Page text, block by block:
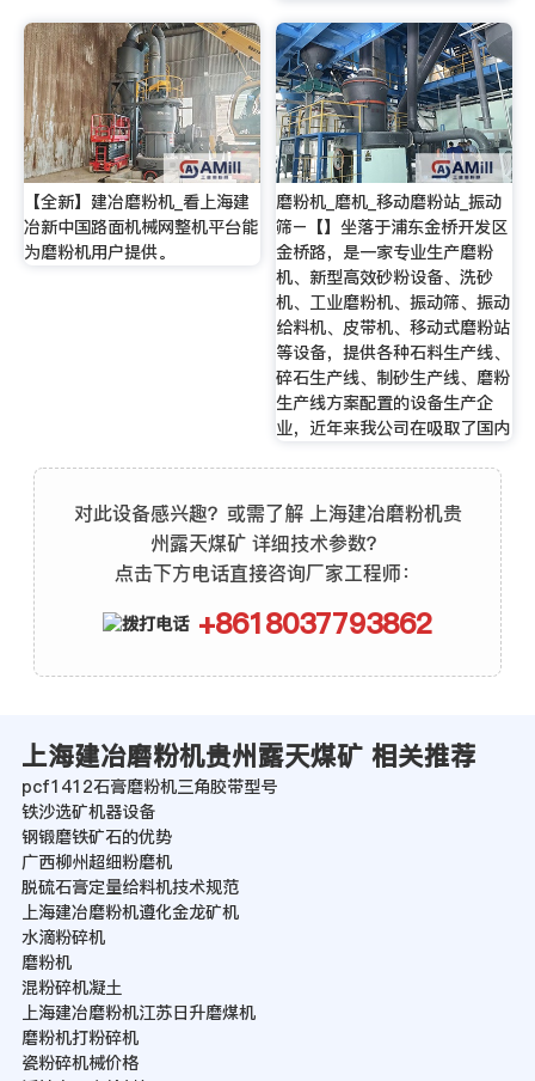
【全新】建冶磨粉机_看上海建
冶新中国路面机械网整机平台能
为磨粉机用户提供。
磨粉机_磨机_移动磨粉站_振动
筛–【】坐落于浦东金桥开发区
金桥路，是一家专业生产磨粉
机、新型高效砂粉设备、洗砂
机、工业磨粉机、振动筛、振动
给料机、皮带机、移动式磨粉站
等设备，提供各种石料生产线、
碎石生产线、制砂生产线、磨粉
生产线方案配置的设备生产企
业，近年来我公司在吸取了国内
对此设备感兴趣？或需了解 上海建冶磨粉机贵
州露天煤矿 详细技术参数？
点击下方电话直接咨询厂家工程师：
+8618037793862
上海建冶磨粉机贵州露天煤矿 相关推荐
pcf1412石膏磨粉机三角胶带型号
铁沙选矿机器设备
钢锻磨铁矿石的优势
广西柳州超细粉磨机
脱硫石膏定量给料机技术规范
上海建冶磨粉机遵化金龙矿机
水滴粉碎机
磨粉机
混粉碎机凝土
上海建冶磨粉机江苏日升磨煤机
磨粉机打粉碎机
瓷粉碎机械价格